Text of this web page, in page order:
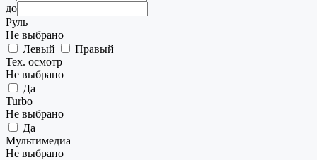
до
Руль
Не выбрано
Левый
Правый
Тех. осмотр
Не выбрано
Да
Turbo
Не выбрано
Да
Мультимедиа
Не выбрано